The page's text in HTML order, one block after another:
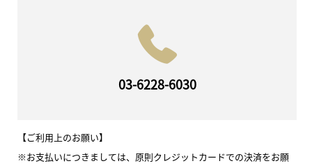
03-6228-6030
【ご利用上のお願い】
※お支払いにつきましては、原則クレジットカードでの決済をお願